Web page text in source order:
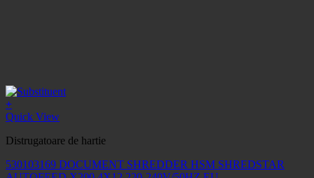
+
Quick View
Distrugatoare de hartie
530103169 DOCUMENT SHREDDER HSM SHREDSTAR